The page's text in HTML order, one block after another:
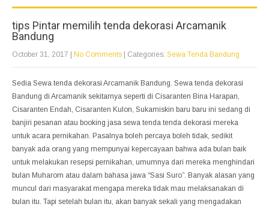
tips Pintar memilih tenda dekorasi Arcamanik
Bandung
October 31, 2017 No Comments | Categories: Sewa Tenda Bandung
Sedia Sewa tenda dekorasi Arcamanik Bandung. Sewa tenda dekorasi
Bandung di Arcamanik sekitarnya seperti di Cisaranten Bina Harapan,
Cisaranten Endah, Cisaranten Kulon, Sukamiskin baru baru ini sedang di
banjiri pesanan atau booking jasa sewa tenda tenda dekorasi mereka
untuk acara pernikahan. Pasalnya boleh percaya boleh tidak, sedikit
banyak ada orang yang mempunyai kepercayaan bahwa ada bulan baik
untuk melakukan resepsi pernikahan, umumnya dari mereka menghindari
bulan Muharom atau dalam bahasa jawa “Sasi Suro”. Banyak alasan yang
muncul dari masyarakat mengapa mereka tidak mau melaksanakan di
bulan itu. Tapi setelah bulan itu, akan banyak sekali yang mengadakan